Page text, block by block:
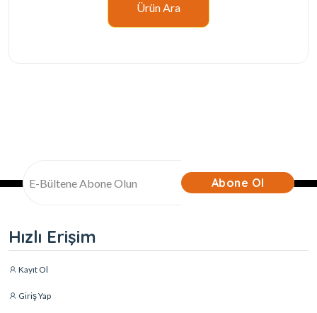
Ürün Ara
Abone Ol
Hızlı Erişim
Kayıt Ol
Giriş Yap